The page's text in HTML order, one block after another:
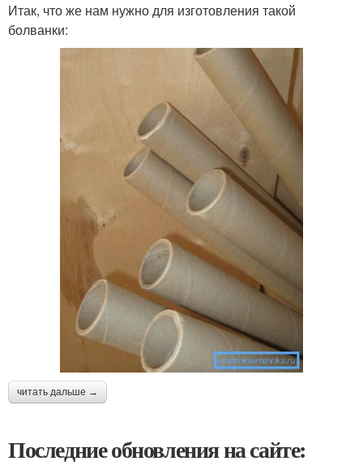
Итак, что же нам нужно для изготовления такой
болванки:
читать дальше →
Последние обновления на сайте: